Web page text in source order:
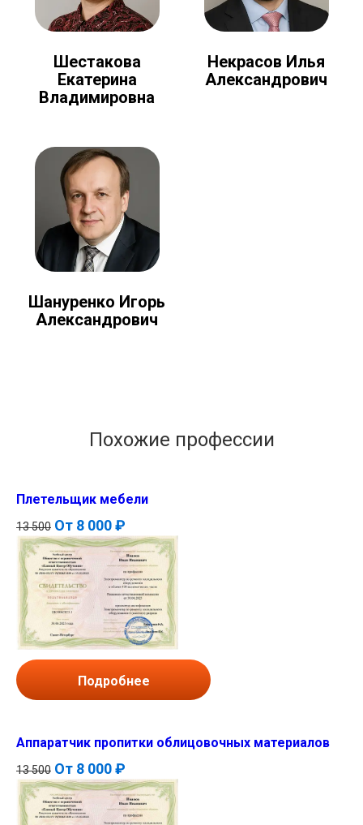
Шестакова
Екатерина
Владимировна
Некрасов Илья
Александрович
Шануренко Игорь
Александрович
Похожие профессии
Плетельщик мебели
13 500 От 8 000 ₽
Подробнее
Аппаратчик пропитки облицовочных материалов
13 500 От 8 000 ₽